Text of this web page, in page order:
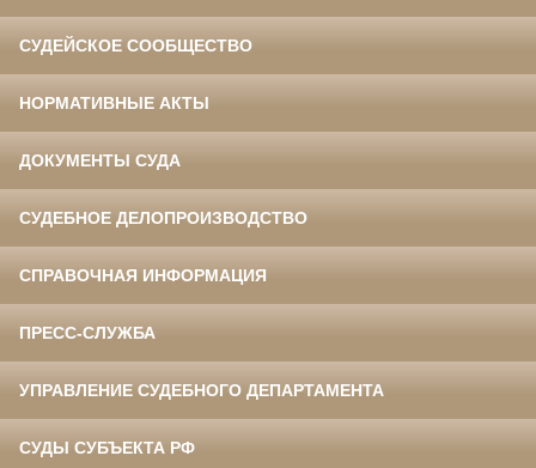
СУДЕЙСКОЕ СООБЩЕСТВО
НОРМАТИВНЫЕ АКТЫ
ДОКУМЕНТЫ СУДА
СУДЕБНОЕ ДЕЛОПРОИЗВОДСТВО
СПРАВОЧНАЯ ИНФОРМАЦИЯ
ПРЕСС-СЛУЖБА
УПРАВЛЕНИЕ СУДЕБНОГО ДЕПАРТАМЕНТА
СУДЫ СУБЪЕКТА РФ